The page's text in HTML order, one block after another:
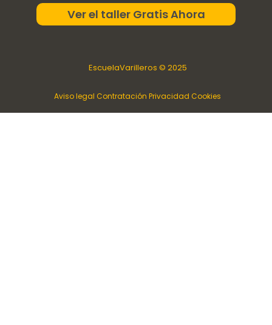
Ver el taller Gratis Ahora
EscuelaVarilleros © 2025
Aviso legal Contratación Privacidad Cookies